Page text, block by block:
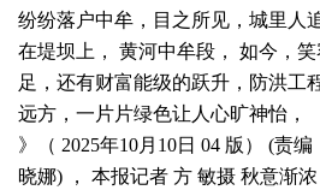
纷纷落户中牟，目之所见，城里人
在堤坝上， 黄河中牟段， 如今，
足，还有财富能级的跃升，防洪工
远方，一片片绿色让人心旷神怡，
》（ 2025年10月10日 04 版） (责
晓娜) ， 本报记者 方 敏摄 秋意渐